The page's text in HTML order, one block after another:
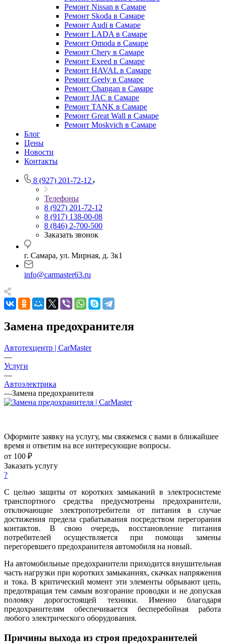
Ремонт Nissan в Самаре
Ремонт Skoda в Самаре
Ремонт Audi в Самаре
Ремонт LADA в Самаре
Ремонт Omoda в Самаре
Ремонт Chery в Самаре
Ремонт Exeed в Самаре
Ремонт HAVAL в Самаре
Ремонт Geely в Самаре
Ремонт Changan в Самаре
Ремонт JAC в Самаре
Ремонт TANK в Самаре
Ремонт Great Wall в Самаре
Ремонт Moskvich в Самаре
Блог
Цены
Новости
Контакты
8 (927) 201-72-12
Телефоны
8 (927) 201-72-12
8 (917) 138-00-08
8 (846) 2-700-500
Заказать звонок
г. Самара, ул. Мирная, д. 3к1
info@carmaster63.ru
Замена предохранителя
Автотехцентр | CarMaster
—
Услуги
—
Автоэлектрика
—Замена предохранителя
Оформите заявку на услугу, мы свяжемся с вами в ближайшее
время и ответим на все интересующие вопросы.
от 100 ₽
Заказать услугу
?
С целью защиты от коротких замыканий в электросистеме
транспортного средства предусмотрены предохранители,
отключающие электропотребители от питания в случае
достижения предела срабатывания посредством перегорания
контактов. В свою очередь, восстановление питания
потребителей осуществляется при помощи замены
перегоревшего предохранителя автомобиля на новый.
На автомобильные предохранители приходится внушительная
часть нагрузки при коротких замыканиях, скачках напряжения
и тока. В критический момент эти элементы обрывают цепь,
предотвращая тем самым возгорание проводки и не допуская
поломку дорогостоящей техники. Именно благодаря
предохранителям обеспечивается бесперебойная работа
любого электрического оборудования.
Причины выхода из строя предохранителей